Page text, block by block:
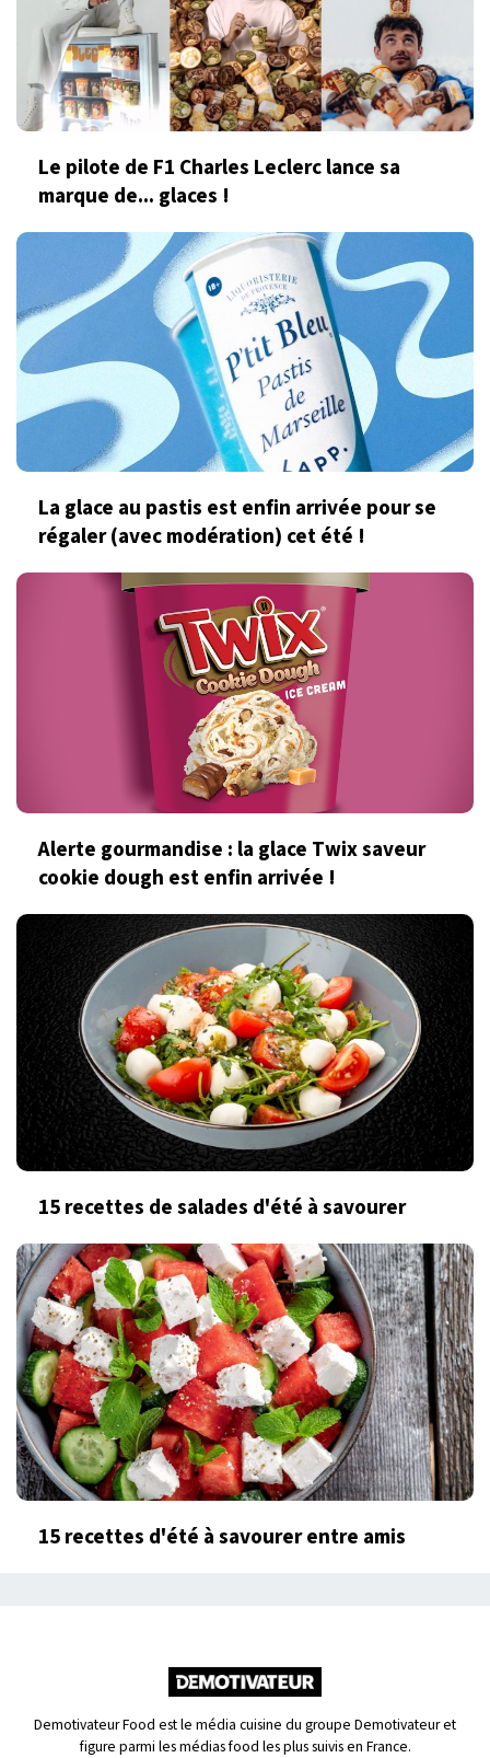
Le pilote de F1 Charles Leclerc lance sa
marque de... glaces !
La glace au pastis est enfin arrivée pour se
régaler (avec modération) cet été !
Alerte gourmandise : la glace Twix saveur
cookie dough est enfin arrivée !
15 recettes de salades d'été à savourer
15 recettes d'été à savourer entre amis
Demotivateur Food est le média cuisine du groupe Demotivateur et
figure parmi les médias food les plus suivis en France.